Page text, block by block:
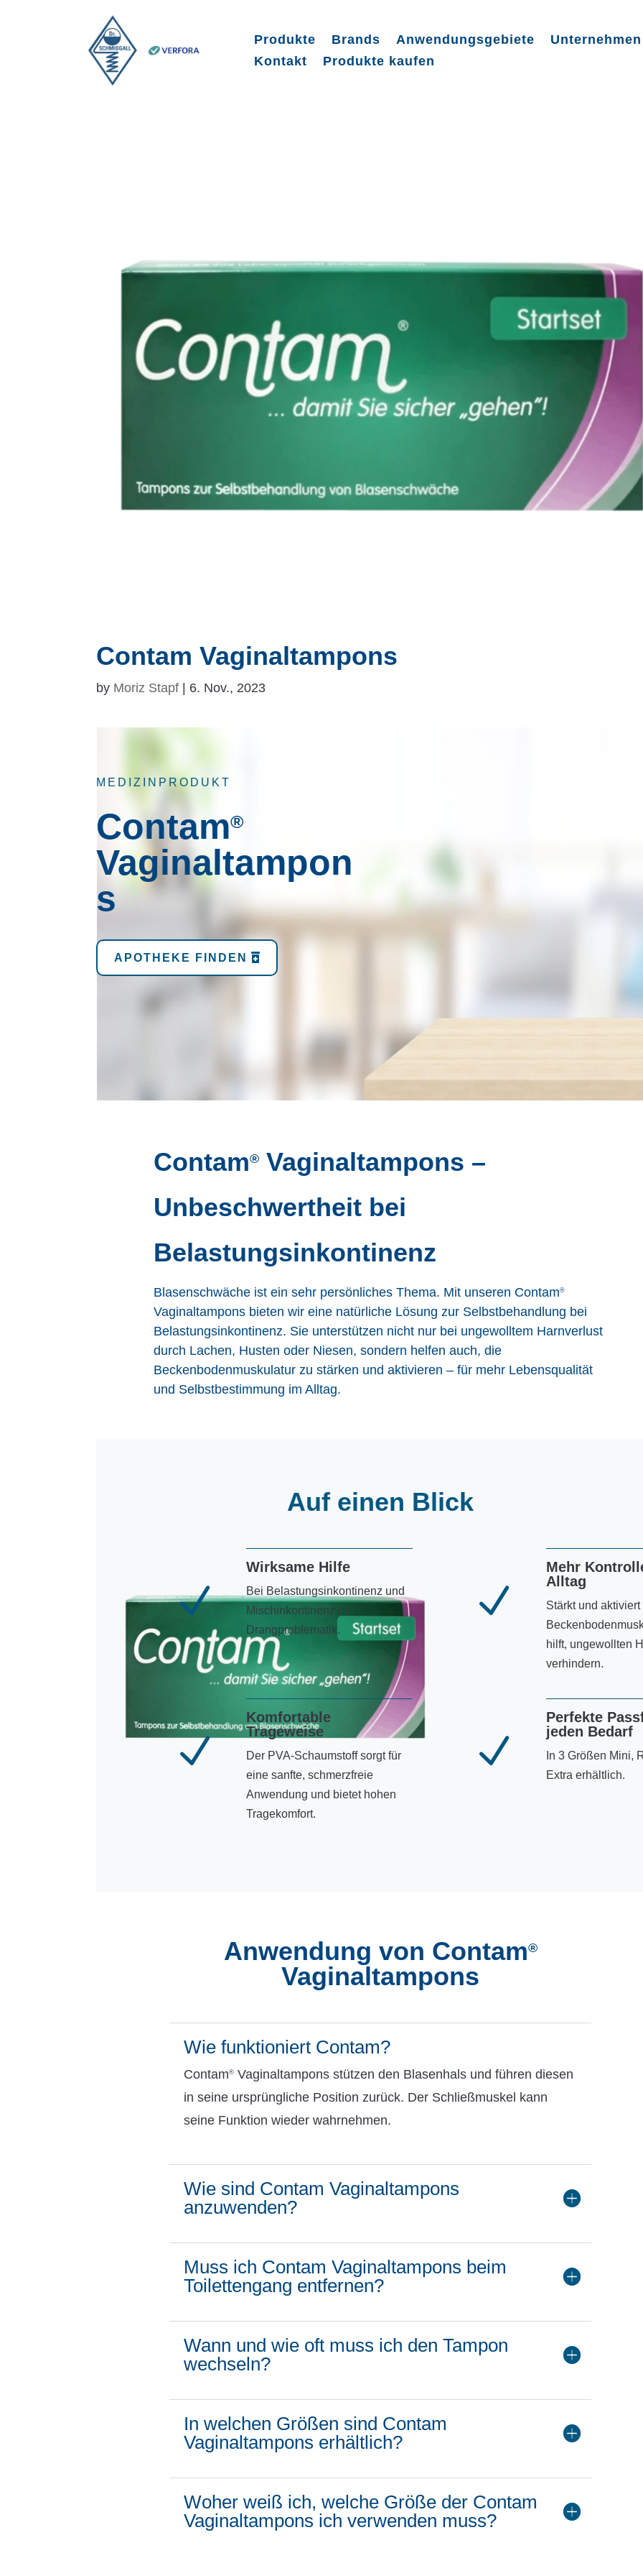
Produkte Brands Anwendungsgebiete
Unternehmen
Kontakt
Produkte kaufen
Contam Vaginaltampons
by Moriz Stapf | 6. Nov., 2023
MEDIZINPRODUKT
Contam®
Vaginaltampon
s
APOTHEKE FINDEN
Contam®Vaginaltampons –
Unbeschwertheit bei
Belastungsinkontinenz
Blasenschwäche ist ein sehr persönliches Thema. Mit unseren Contam®
Vaginaltampons bieten wir eine natürliche Lösung zur Selbstbehandlung bei
Belastungsinkontinenz. Sie unterstützen nicht nur bei ungewolltem Harnverlust
durch Lachen, Husten oder Niesen, sondern helfen auch, die
Beckenbodenmuskulatur zu stärken und aktivieren – für mehr Lebensqualität
und Selbstbestimmung im Alltag.
Auf einen Blick
N
Wirksame Hilfe
Bei Belastungsinkontinenz und
Mischinkontinenz mit
Drangproblematik.
N
Mehr
Alltag
Stärkt und aktiviert
hilft, ungewollten
verhindern.
N
Komfortable
Trageweise
Der PVA-Schaumstoff sorgt für
eine sanfte, schmerzfreie
Anwendung und bietet hohen
Tragekomfort.
N
Perfekte
jeden Bedarf
In 3 Größen Mini,
Extra erhältlich.
Anwendung von Contam®
Vaginaltampons
Wie funktioniert Contam?
Contam® Vaginaltampons stützen den Blasenhals und führen diesen
in seine ursprüngliche Position zurück. Der Schließmuskel kann
seine Funktion wieder wahrnehmen.
Wie sind Contam Vaginaltampons
anzuwenden?
Muss ich Contam Vaginaltampons beim
Toilettengang entfernen?
Wann und wie oft muss ich den Tampon
wechseln?
In welchen Größen sind Contam
Vaginaltampons erhältlich?
Woher weiß ich, welche Größe der Contam
Vaginaltampons ich verwenden muss?